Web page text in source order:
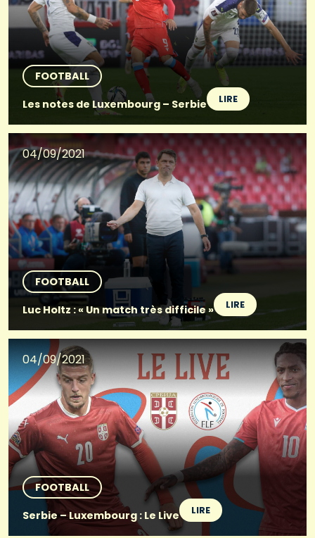
FOOTBALL
Les notes de Luxembourg – Serbie
LIRE
04/09/2021
FOOTBALL
Luc Holtz : « Un match très difficile »
LIRE
04/09/2021
FOOTBALL
Serbie – Luxembourg : Le Live
LIRE